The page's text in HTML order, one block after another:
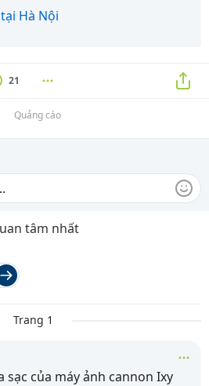
Hà Nội
21
Quảng cáo
tâm nhất
Trang 1
sạc của máy ảnh cannon Ixy